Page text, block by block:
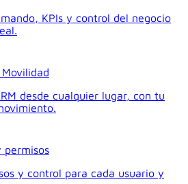
KPIs y control del negocio
desde cualquier lugar, con tu
permisos
y control para cada usuario y